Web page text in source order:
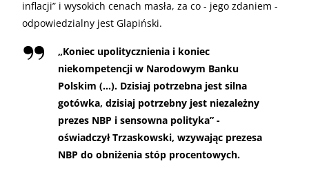
inflacji” i wysokich cenach masła, za co - jego zdaniem -
odpowiedzialny jest Glapiński.
„Koniec upolitycznienia i koniec
niekompetencji w Narodowym Banku
Polskim (…). Dzisiaj potrzebna jest silna
gotówka, dzisiaj potrzebny jest niezależny
prezes NBP i sensowna polityka” -
oświadczył Trzaskowski, wzywając prezesa
NBP do obniżenia stóp procentowych.